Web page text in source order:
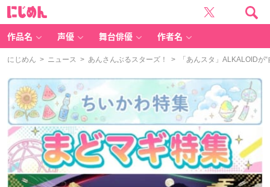
作品名 声優 舞台俳優 作者名
にじめん > ニュース > あんさんぶるスターズ！ > 「あんスタ」ALKALOIDが